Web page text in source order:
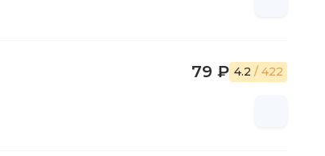
79 ₽ 4.2 / 422